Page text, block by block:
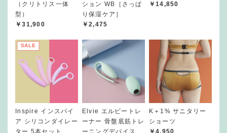
（クリトリス一体
型）
￥31,900
ション WB［さっぱ
り保湿ケア］
￥2,475
￥14,850
SALE
Inspire インスパイ
ア シリコンダイレー
ター 5本セット
Elvie エルビートレ
ーナー 骨盤底筋トレ
ーニングデバイス
K＋1% サニタリー
ショーツ
￥4,950